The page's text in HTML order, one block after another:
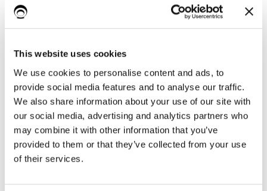
This website uses cookies
We use cookies to personalise content and ads, to
provide social media features and to analyse our traffic.
We also share information about your use of our site with
our social media, advertising and analytics partners who
may combine it with other information that you’ve
provided to them or that they’ve collected from your use
of their services.
Email di lavoro*